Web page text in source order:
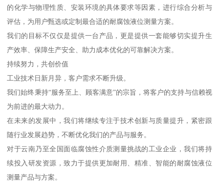
的化学与物理性质、安装环境的具体要求等因素，进行综合分析与
评估，为用户甄选或定制最合适的耐腐蚀液位测量方案。
我们的目标不仅仅是提供一台产品，更是提供一套能够切实提升生
产效率、保障生产安全、助力成本优化的可靠解决方案。
持续努力，共创价值
工业技术日新月异，客户需求不断升级。
我们始终秉持“服务至上、顾客满意”的宗旨，将客户的支持与信赖视
为前进的最大动力。
在未来的发展中，我们将继续专注于技术创新与质量提升，紧密跟
随行业发展趋势，不断优化我们的产品与服务。
对于云南乃至全国面临腐蚀性介质测量挑战的工业企业，我们将持
续投入研发资源，致力于提供更加耐用、精准、智能的耐腐蚀液位
测量产品与方案。